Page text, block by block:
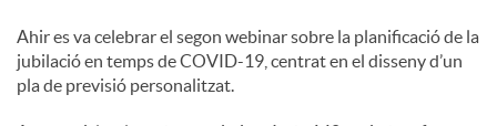
t
i
Ahir es va celebrar el segon webinar sobre la planificació de la
jubilació en temps de COVID-19, centrat en el disseny d’un
pla de previsió personalitzat.